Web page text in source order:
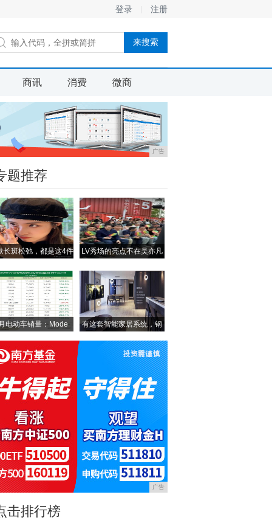
登录 注册
商讯 消费 微商
广告
题推荐
长斑松弛，都是这4件 LV秀场的亮点不在吴亦凡
电动车销量：Mode
有这套智能家居系统，钢
铁
广告
击排行榜